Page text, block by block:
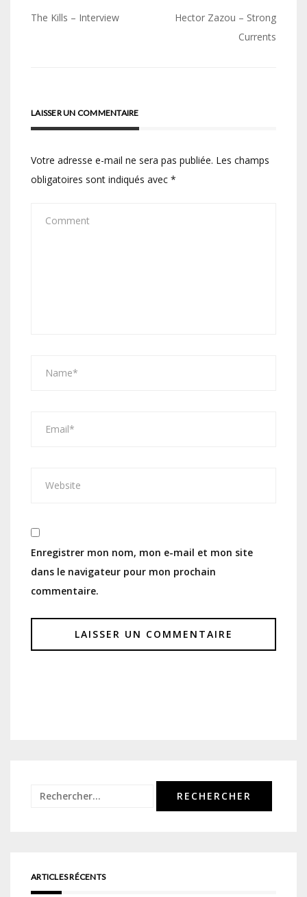
Navigation
The Kills – Interview
Hector Zazou – Strong
Currents
LAISSER UN COMMENTAIRE
Votre adresse e-mail ne sera pas publiée. Les champs
obligatoires sont indiqués avec *
Enregistrer mon nom, mon e-mail et mon site
dans le navigateur pour mon prochain
commentaire.
Rechercher :
ARTICLES RÉCENTS